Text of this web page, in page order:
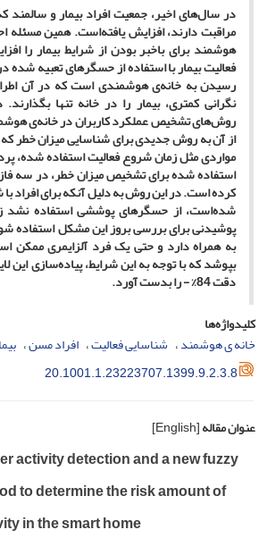
در سال‌های اخیر، جمعیت افراد بیمار و سالمند
مراقبت دارند، افزایش یافته‌است. همین مسئله
هوشمند برای باخبر بودن از شرایط بیمار را
فعالیت بیمار با استفاده از حسگرهای تعبیه شده
رسیدن به خانه‌ی هوشمندی است که در آن
نگرانی کمتری، بیمار را در خانه تنها
روش‌های تشخیص عملکرد کاربران در خانه‌ی
از آن به روش جدیدی برای شناسایی میزان خطر
مواردی مثل زمان شروع فعالیت استفاده شده،
استفاده شده برای تشخیص میزان خطر، در سه
کرده است. در این روش به دلیل آنکه برای افراد
شده‌است، از حسگرهای پوششی استفاده نشد
پوشیدنی برای بررسی بروز این مشکل استفاده
به همراه دارد و حتی یک فرد آلزایمری ممکن
بپوشد که با توجه به این شرایط، پیاده‌سازی این
دقت 84% - را بدست آورد.
کلیدواژه‌ها
خانه ی هوشمند شناسایی فعالیت افراد مسن
20.1001.1.23223707.1399.9.2.3.8
عنوان مقاله[English]
activity detection and a new fuzzy
to determine the risk amount of
in the smart home